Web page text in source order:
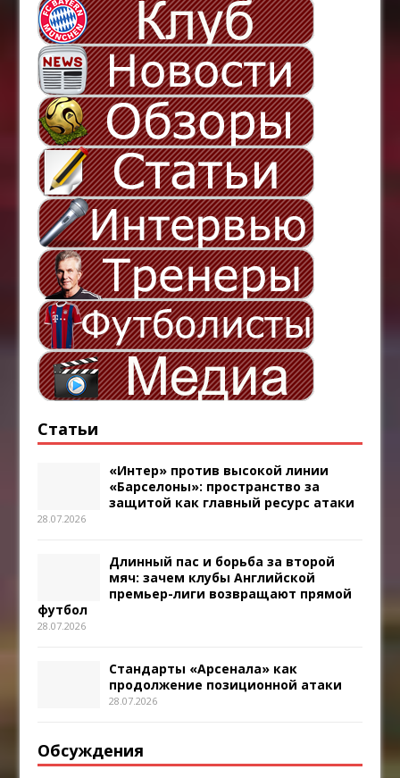
Статьи
«Интер» против высокой линии
«Барселоны»: пространство за
защитой как главный ресурс атаки
28.07.2026
Длинный пас и борьба за второй
мяч: зачем клубы Английской
премьер-лиги возвращают прямой
футбол
28.07.2026
Стандарты «Арсенала» как
продолжение позиционной атаки
28.07.2026
Обсуждения